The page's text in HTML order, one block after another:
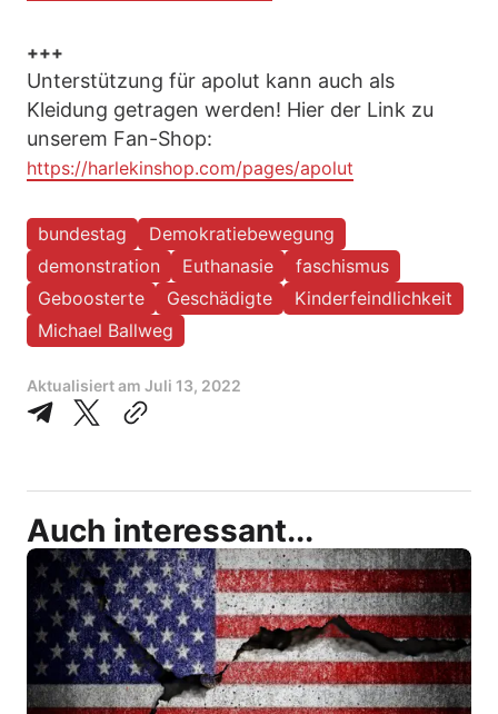
+++
Unterstützung für apolut kann auch als
Kleidung getragen werden! Hier der Link zu
unserem Fan-Shop:
https://harlekinshop.com/pages/apolut
bundestag
Demokratiebewegung
demonstration
Euthanasie
faschismus
Geboosterte
Geschädigte
Kinderfeindlichkeit
Michael Ballweg
Aktualisiert am Juli 13, 2022
Auch interessant...